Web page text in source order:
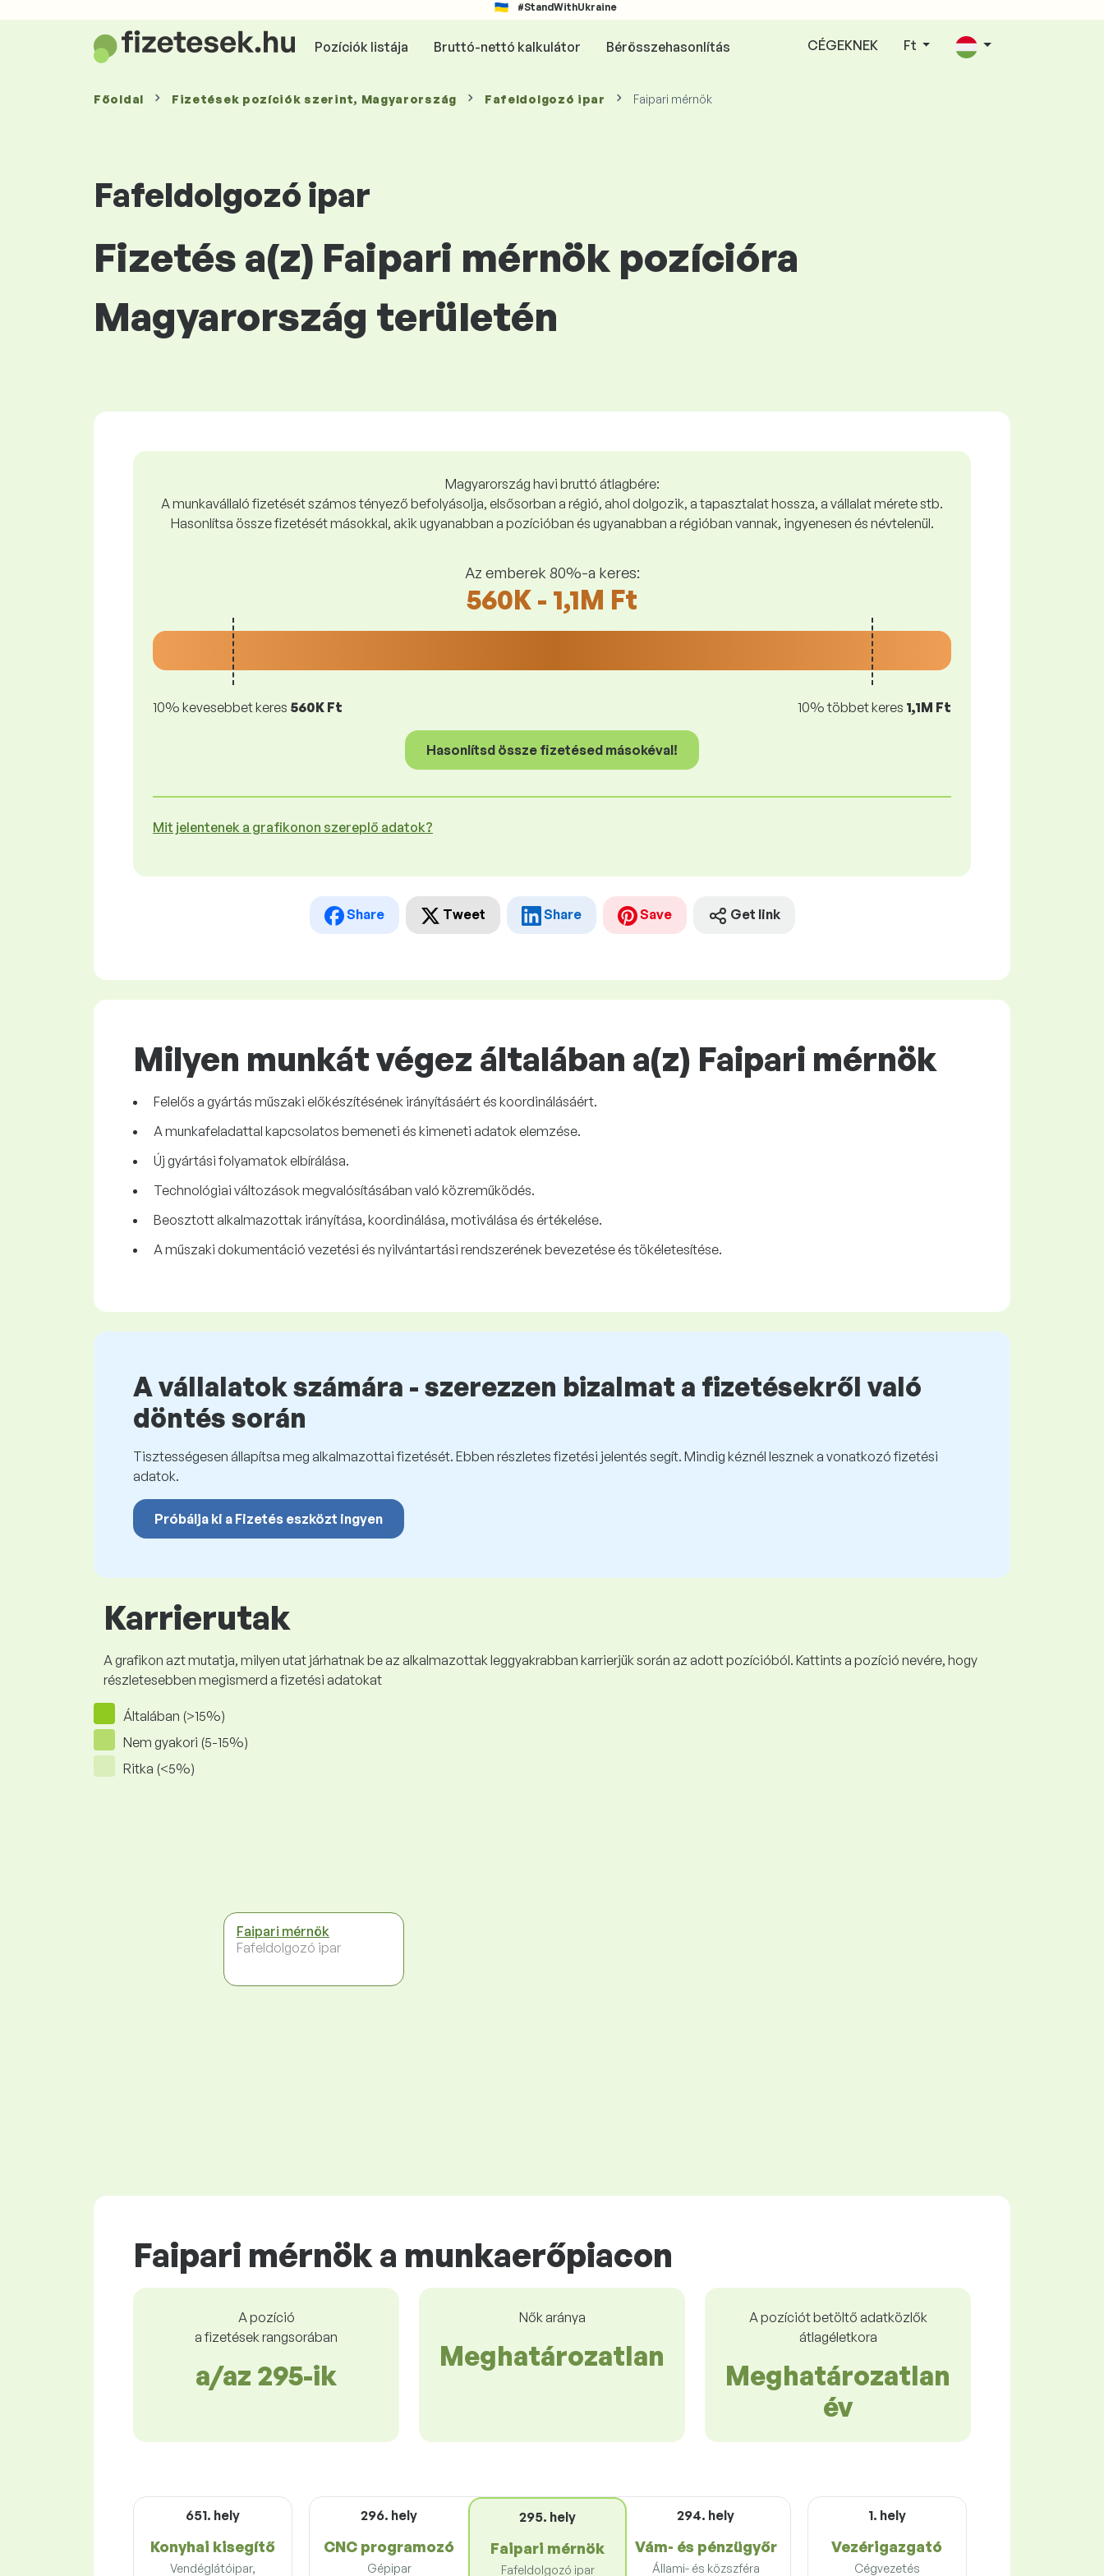
#StandWithUkraine
Pozíciók listája Bruttó-nettó kalkulátor Bérösszehasonlítás CÉGEKNEK Ft
Főoldal Fizetések pozíciók szerint, Magyarország Fafeldolgozó ipar Faipari mérnök
Fafeldolgozó ipar
Fizetés a(z) Faipari mérnök pozícióra
Magyarország területén
Magyarország havi bruttó átlagbére:
A munkavállaló fizetését számos tényező befolyásolja, elsősorban a régió, ahol dolgozik, a tapasztalat hossza, a vállalat mérete stb.
Hasonlítsa össze fizetését másokkal, akik ugyanabban a pozícióban és ugyanabban a régióban vannak, ingyenesen és névtelenül.
Az emberek 80%-a keres:
560K - 1,1M Ft
10% kevesebbet keres 560K Ft 10% többet keres 1,1M Ft
Hasonlítsd össze fizetésed másokéval!
Mit jelentenek a grafikonon szereplő adatok?
Share Tweet Share Save Get link
Milyen munkát végez általában a(z) Faipari mérnök
Felelős a gyártás műszaki előkészítésének irányításáért és koordinálásáért.
A munkafeladattal kapcsolatos bemeneti és kimeneti adatok elemzése.
Új gyártási folyamatok elbírálása.
Technológiai változások megvalósításában való közreműködés.
Beosztott alkalmazottak irányítása, koordinálása, motiválása és értékelése.
A műszaki dokumentáció vezetési és nyilvántartási rendszerének bevezetése és tökéletesítése.
A vállalatok számára - szerezzen bizalmat a fizetésekről való
döntés során
Tisztességesen állapítsa meg alkalmazottai fizetését. Ebben részletes fizetési jelentés segít. Mindig kéznél lesznek a vonatkozó fizetési
adatok.
Próbálja ki a Fizetés eszközt ingyen
Karrierutak
A grafikon azt mutatja, milyen utat járhatnak be az alkalmazottak leggyakrabban karrierjük során az adott pozícióból. Kattints a pozíció nevére, hogy
részletesebben megismerd a fizetési adatokat
Általában (>15%)
Nem gyakori (5-15%)
Ritka (<5%)
Faipari mérnök
Fafeldolgozó ipar
Faipari mérnök a munkaerőpiacon
A pozíció
a fizetések rangsorában
a/az 295-ik
Nők aránya
Meghatározatlan
A pozíciót betöltő adatközlők
átlagéletkora
Meghatározatlan
év
651. hely
Konyhai kisegítő
Vendéglátóipar,
296. hely
CNC programozó
Gépipar
295. hely
Faipari mérnök
Fafeldolgozó ipar
294. hely
Vám- és pénzügyőr
Állami- és közszféra
1. hely
Vezérigazgató
Cégvezetés